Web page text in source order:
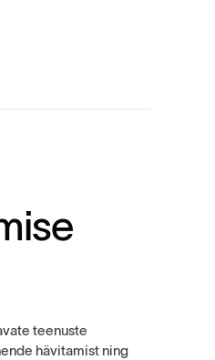
ise
teenuste
hävitamist ning